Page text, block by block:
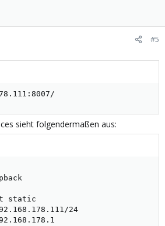
#5
sieht folgendermaßen aus:
static
24